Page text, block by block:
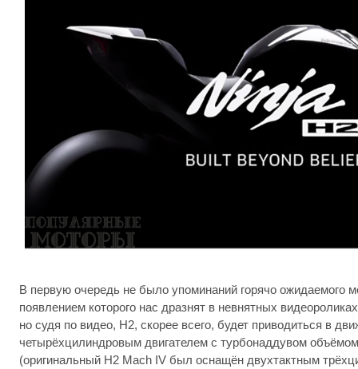
В первую очередь не было упоминаний горячо ожидаемого
появлением которого нас дразнят в невнятных
но судя по видео, H2, скорее всего, будет приводиться в
четырёхцилиндровым двигателем с турбонаддувом
(оригинальный H2 Mach IV был оснащён двухтактным